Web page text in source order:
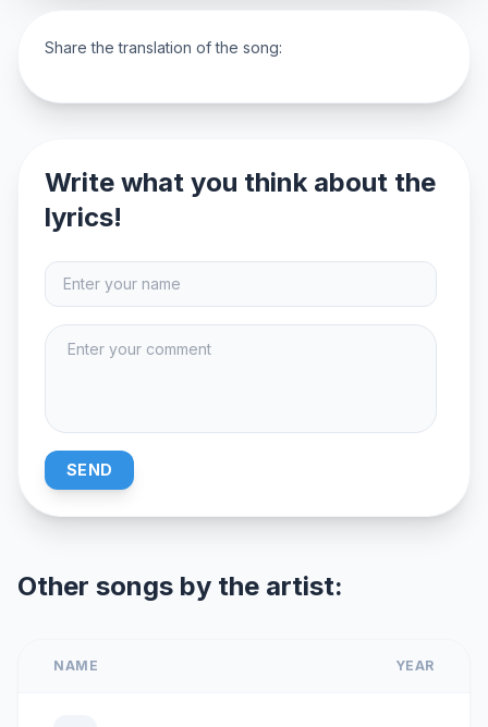
Share the translation of the song:
Write what you think about the
lyrics!
SEND
Other songs by the artist:
NAME YEAR